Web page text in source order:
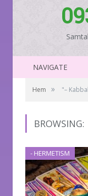
NAVIGATE
Hem » "–
BROWSING:
- HERMETISM